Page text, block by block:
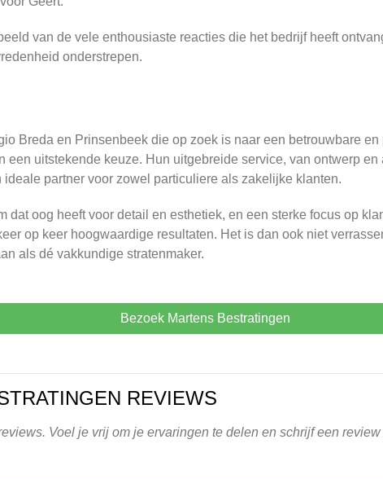
van de vele enthousiaste reacties die het bedrijf heeft
onderstrepen.
Breda en Prinsenbeek die op zoek is naar een betrouwbare en
een uitstekende keuze. Hun uitgebreide service, van ontwerp en
ideale partner voor zowel particuliere als zakelijke klanten.
dat oog heeft voor detail en esthetiek, en een sterke focus op
op keer hoogwaardige resultaten. Het is dan ook niet
als dé vakkundige stratenmaker.
Bezoek Martens Bestratingen
REVIEWS
Voel je vrij om je ervaringen te delen en schrijf een